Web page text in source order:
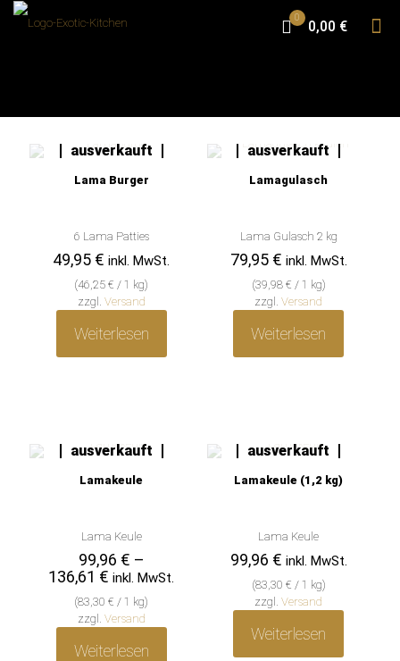
0
0,00 €
ausverkauft
Lama Burger
6 Lama Patties
49,95 € inkl. MwSt.
(46,25€ / 1 kg)
zzgl. Versand
Weiterlesen
ausverkauft
Lamagulasch
Lama Gulasch 2 kg
79,95 € inkl. MwSt.
(39,98 € / 1 kg)
zzgl.Versand
Weiterlesen
ausverkauft
Lamakeule
Lama Keule
99,96 € –
136,61 € Preisspanne:
99,96 €
bis
136,61 €
inkl. MwSt.
(83,30€ / 1 kg)
zzgl. Versand
Weiterlesen
ausverkauft
Lamakeule (1,2 kg)
Lama Keule
99,96 € inkl. MwSt.
(83,30 € / 1 kg)
zzgl.Versand
Weiterlesen